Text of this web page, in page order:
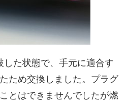
た状態で、手元に適合す
ため交換しました。プラグ
とはできませんでしたが燃